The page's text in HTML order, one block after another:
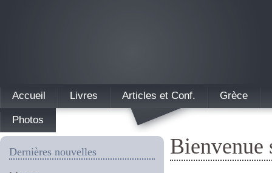
Accueil Livres Articles et Conf. Grèce
Photos
Dernières nouvelles Bienvenue